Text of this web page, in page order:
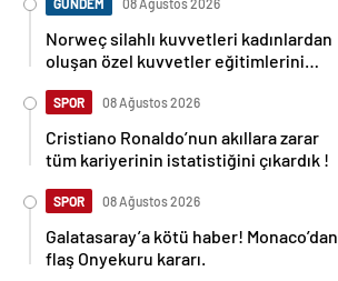
GÜNDEM 08 Ağustos 2026
Norweç silahlı kuvvetleri kadınlardan
oluşan özel kuvvetler eğitimlerini
SPOR 08 Ağustos 2026
Cristiano Ronaldo’nun akıllara zarar
tüm kariyerinin istatistiğini çıkardık !
SPOR 08 Ağustos 2026
Galatasaray’a kötü haber! Monaco’dan
flaş Onyekuru kararı.